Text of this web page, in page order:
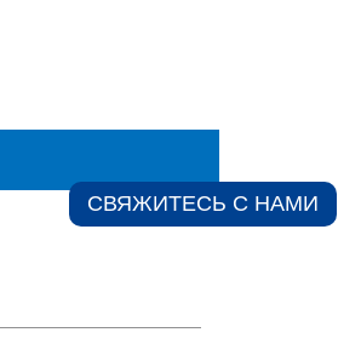
СВЯЖИТЕСЬ С НАМИ​